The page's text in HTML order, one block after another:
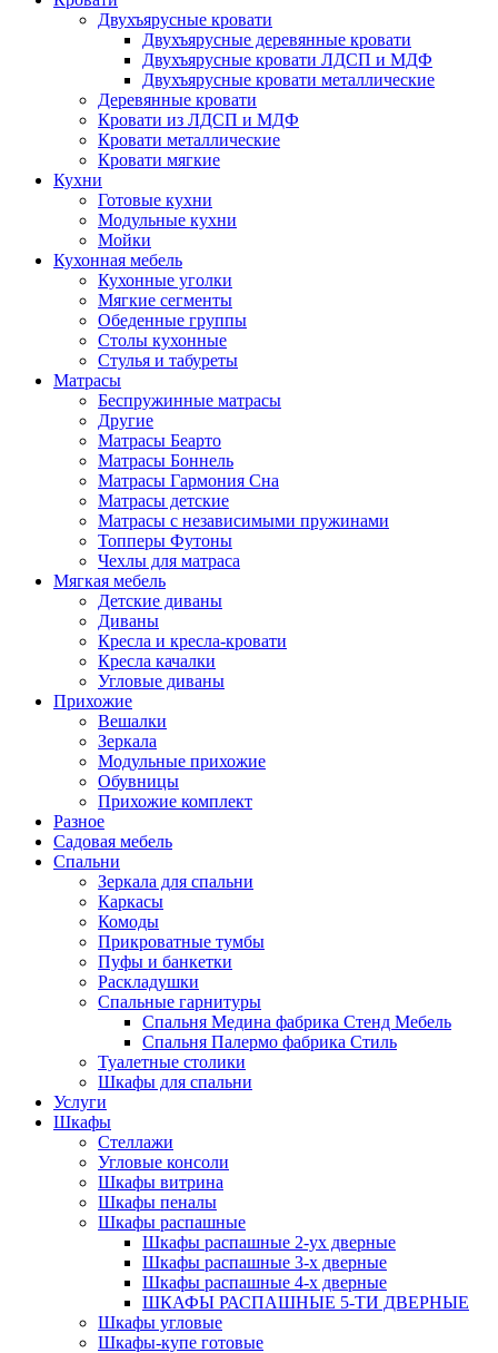
Двухъярусные кровати
Двухъярусные деревянные кровати
Двухъярусные кровати ЛДСП и МДФ
Двухъярусные кровати металлические
Деревянные кровати
Кровати из ЛДСП и МДФ
Кровати металлические
Кровати мягкие
Кухни
Готовые кухни
Модульные кухни
Мойки
Кухонная мебель
Кухонные уголки
Мягкие сегменты
Обеденные группы
Столы кухонные
Стулья и табуреты
Матрасы
Беспружинные матрасы
Другие
Матрасы Беарто
Матрасы Боннель
Матрасы Гармония Сна
Матрасы детские
Матрасы с независимыми пружинами
Топперы Футоны
Чехлы для матраса
Мягкая мебель
Детские диваны
Диваны
Кресла и кресла-кровати
Кресла качалки
Угловые диваны
Прихожие
Вешалки
Зеркала
Модульные прихожие
Обувницы
Прихожие комплект
Разное
Садовая мебель
Спальни
Зеркала для спальни
Каркасы
Комоды
Прикроватные тумбы
Пуфы и банкетки
Раскладушки
Спальные гарнитуры
Спальня Медина фабрика Стенд Мебель
Спальня Палермо фабрика Стиль
Туалетные столики
Шкафы для спальни
Услуги
Шкафы
Стеллажи
Угловые консоли
Шкафы витрина
Шкафы пеналы
Шкафы распашные
Шкафы распашные 2-ух дверные
Шкафы распашные 3-х дверные
Шкафы распашные 4-х дверные
ШКАФЫ РАСПАШНЫЕ 5-ТИ ДВЕРНЫЕ
Шкафы угловые
Шкафы-купе готовые